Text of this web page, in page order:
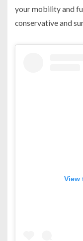
your mobility and
conservative and
View